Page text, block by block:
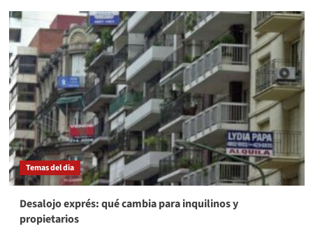
Temas del dia
Desalojo exprés: qué cambia para inquilinos y
propietarios